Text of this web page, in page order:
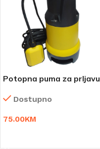
Potopna puma za prljavu
Dostupno
75.00KM